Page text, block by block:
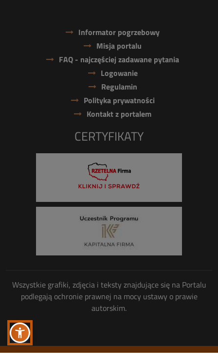
Informator pogrzebowy
Misja portalu
FAQ - najczęściej zadawane pytania
Logowanie
Regulamin
Polityka prywatności
Kontakt z portalem
CERTYFIKATY
Wszystkie grafiki, zdjęcia i teksty znajdujące się na Portalu
podlegają ochronie prawnej na mocy ustawy o prawie
autorskim.